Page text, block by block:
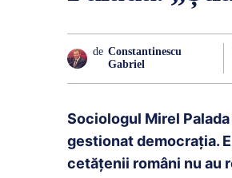
de Constantinescu
Gabriel
Sociologul Mirel
gestionat democrația.
cetățenii români nu au